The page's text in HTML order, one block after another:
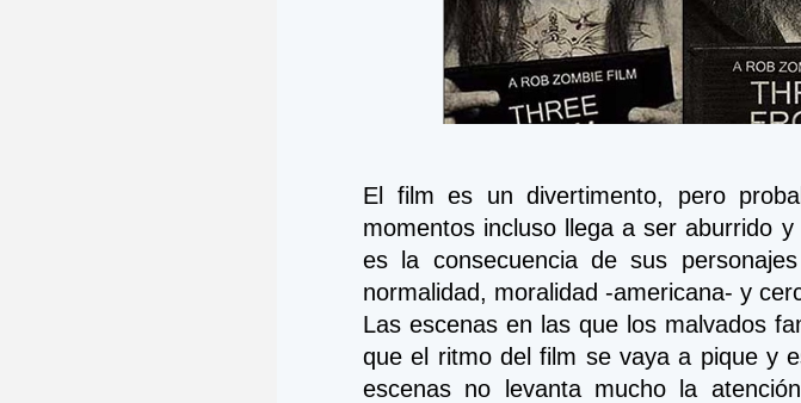
El film es un divertimento, pero
momentos incluso llega a ser aburrido
es la consecuencia de sus
normalidad, moralidad -americana- y
Las escenas en las que los malvados
que el ritmo del film se vaya a pique y
escenas no levanta mucho la